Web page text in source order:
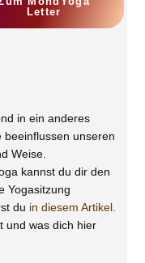
LEtter
in ein anderes
beeinflussen unseren
Weise.
kannst du dir den
Yogasitzung
du in diesem Artikel.
und was dich hier